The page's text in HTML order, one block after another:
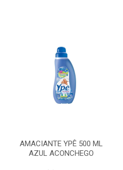
AMACIANTE YPÊ 500 ML
AZUL ACONCHEGO